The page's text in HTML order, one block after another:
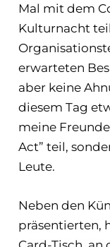
Mal mit dem
Kulturnacht
erwarteten
aber keine
diesem Tag
meine
Act” teil,
Leute.
Neben den
präsentierten,